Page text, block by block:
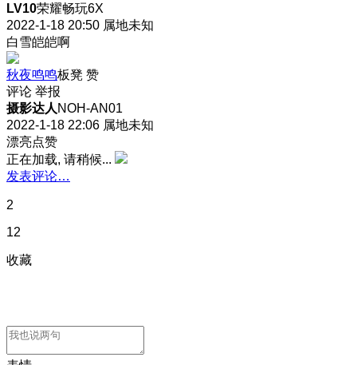
LV10荣耀畅玩6X
2022-1-18 20:50 属地未知
白雪皑皑啊
秋夜鸣鸣板凳 赞
评论 举报
摄影达人 NOH-AN01
2022-1-18 22:06 属地未知
漂亮点赞
正在加载, 请稍候...
发表评论…
2
12
收藏